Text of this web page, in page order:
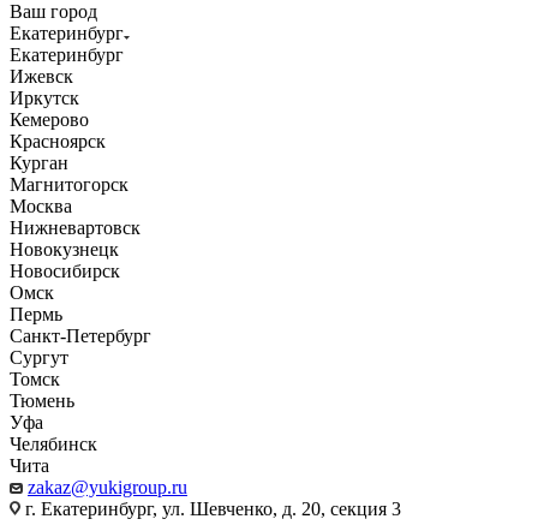
Ваш город
Екатеринбург
Екатеринбург
Ижевск
Иркутск
Кемерово
Красноярск
Курган
Магнитогорск
Москва
Нижневартовск
Новокузнецк
Новосибирск
Омск
Пермь
Санкт-Петербург
Сургут
Томск
Тюмень
Уфа
Челябинск
Чита
zakaz@yukigroup.ru
г. Екатеринбург, ул. Шевченко, д. 20, секция 3